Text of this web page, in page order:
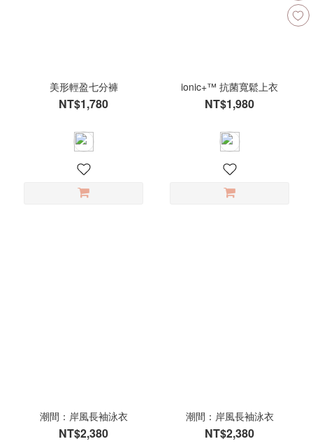
美形輕盈七分褲
NT$1,780
ionic+™ 抗菌寬鬆上衣
NT$1,980
潮間：岸風長袖泳衣
NT$2,380
潮間：岸風長袖泳衣
NT$2,380